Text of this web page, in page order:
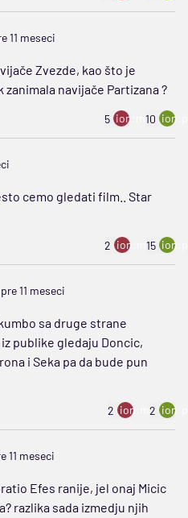
11 meseci
Zvezde, kao što je
navijače Partizana ?
5 ion:minus
10
cemo gledati film.. Star
2 ion:minus
15
pre 11 meseci
sa druge strane
publike gledaju Doncic,
i Seka pa da bude pun
2 ion:minus
2
11 meseci
Efes ranije, jel onaj Micic
razlika sada izmedju njih